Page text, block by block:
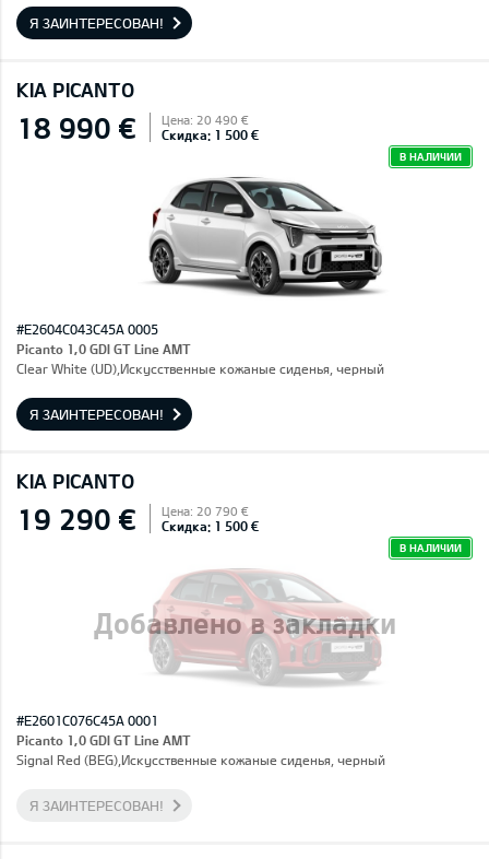
Я ЗАИНТЕРЕСОВАН!
KIA PICANTO
18 990 € Цена: 20 490 €
Скидка: 1 500 €
В НАЛИЧИИ
#E2604C043C45A 0005
Picanto 1,0 GDI GT Line AMT
Clear White (UD),Искусственные кожаные сиденья, черный
Я ЗАИНТЕРЕСОВАН!
KIA PICANTO
Добавлено в закладки
19 290 € Цена: 20 790 €
Скидка: 1 500 €
В НАЛИЧИИ
#E2601C076C45A 0001
Picanto 1,0 GDI GT Line AMT
Signal Red (BEG),Искусственные кожаные сиденья, черный
Я ЗАИНТЕРЕСОВАН!